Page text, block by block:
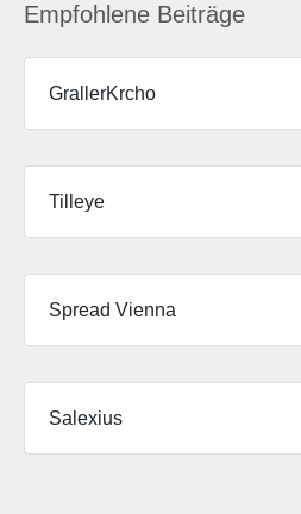
Empfohlene Beiträge
GrallerKrcho
Tilleye
Spread Vienna
Salexius